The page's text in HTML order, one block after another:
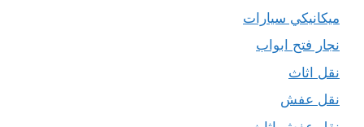
ميكانيكي سيارات
نجار فتح ابواب
نقل اثاث
نقل عفش